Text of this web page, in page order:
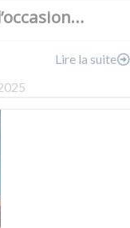
Lire la suite